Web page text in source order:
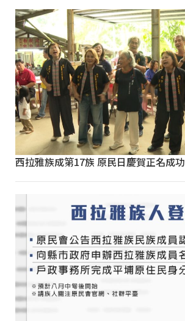
西拉雅族成第17族 原民日慶賀正名成功